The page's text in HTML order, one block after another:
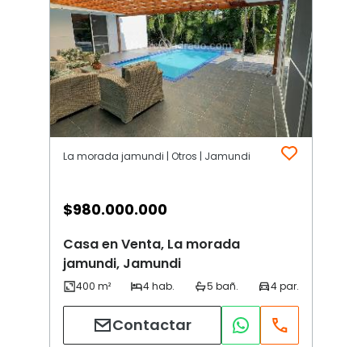
La morada jamundi | Otros | Jamundi
$980.000.000
Casa en Venta, La morada
jamundi, Jamundi
Contactar